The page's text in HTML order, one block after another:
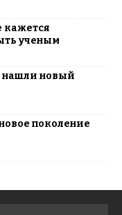
кажется
ученым
нашли новый
поколение